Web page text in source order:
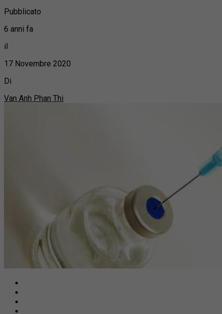
Pubblicato
6 anni fa
il
17 Novembre 2020
Di
Van Anh Phan Thi